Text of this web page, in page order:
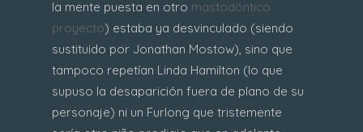
la mente puesta en otro mastodóntico
proyecto) estaba ya desvinculado (siendo
sustituido por Jonathan Mostow), sino que
tampoco repetían Linda Hamilton (lo que
supuso la desaparición fuera de plano de su
personaje) ni un Furlong que tristemente